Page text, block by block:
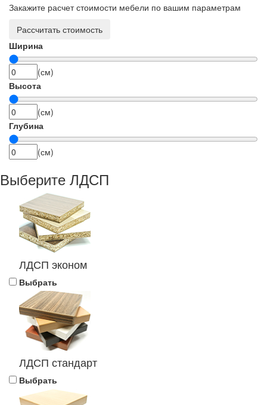
Закажите расчет стоимости мебели по вашим параметрам
Рассчитать стоимость
Ширина
(см)
Высота
(см)
Глубина
(см)
Выберите ЛДСП
ЛДСП эконом
Выбрать
ЛДСП стандарт
Выбрать